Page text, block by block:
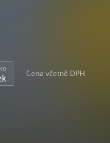
Cena včetně DPH